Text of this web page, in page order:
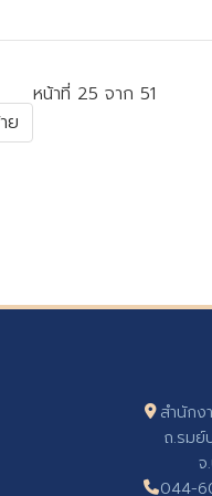
หน้าที่ 25 จาก 51
ย
สำนักง
ถ.รมย์
จ
044-